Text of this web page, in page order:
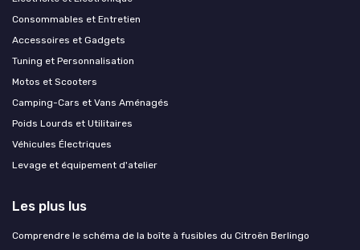
Consommables et Entretien
Accessoires et Gadgets
Tuning et Personnalisation
Motos et Scooters
Camping-Cars et Vans Aménagés
Poids Lourds et Utilitaires
Véhicules Électriques
Levage et équipement d'atelier
Les plus lus
Comprendre le schéma de la boîte à fusibles du Citroën Berlingo